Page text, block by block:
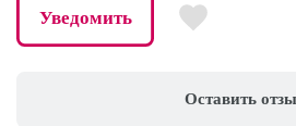
Оставить
Уведомить